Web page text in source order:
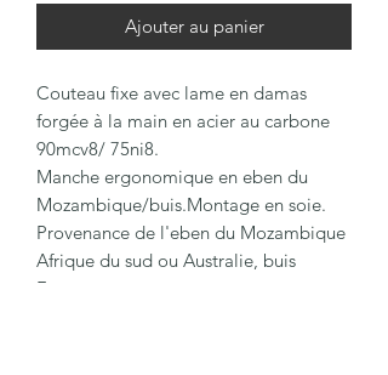
Ajouter au panier
Couteau fixe avec lame en damas
forgée à la main en acier au carbone
90mcv8/ 75ni8.
Manche ergonomique en eben du
Mozambique/buis.Montage en soie.
Provenance de l'eben du Mozambique
Afrique du sud ou Australie, buis
France.